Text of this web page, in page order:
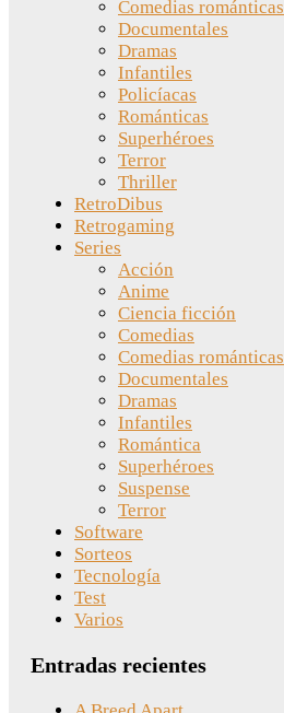
Comedias románticas
Documentales
Dramas
Infantiles
Policíacas
Románticas
Superhéroes
Terror
Thriller
RetroDibus
Retrogaming
Series
Acción
Anime
Ciencia ficción
Comedias
Comedias románticas
Documentales
Dramas
Infantiles
Romántica
Superhéroes
Suspense
Terror
Software
Sorteos
Tecnología
Test
Varios
Entradas recientes